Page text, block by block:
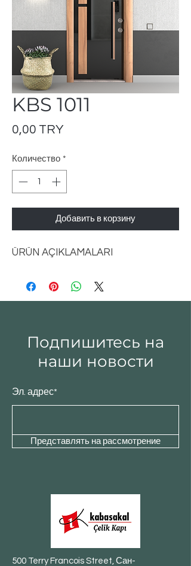
KBS 1011
0,00 TRYЦена
Количество *
Добавить в корзину
ÜRÜN AÇIKLAMALARI
Подпишитесь на
наши новости
Эл. адрес*
Представлять на рассмотрение
500 Terry Francois Street, Сан-